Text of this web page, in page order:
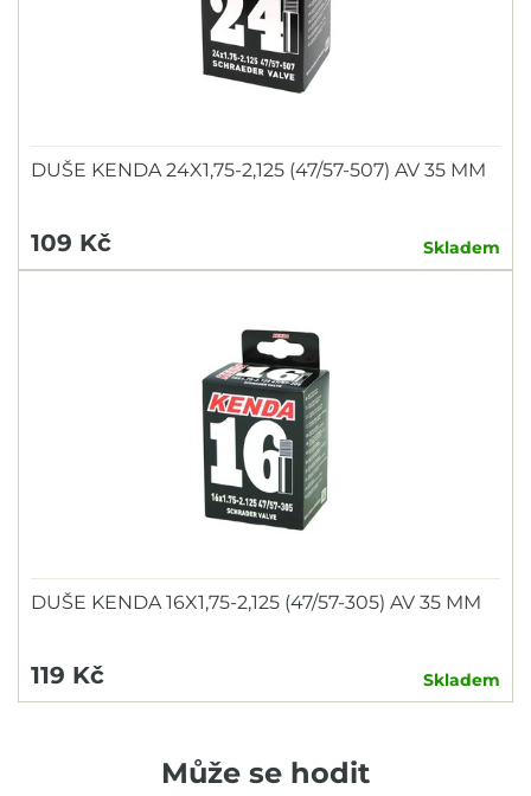
DUŠE KENDA 24X1,75-2,125 (47/57-507) AV 35 MM
109 Kč Skladem
DUŠE KENDA 16X1,75-2,125 (47/57-305) AV 35 MM
119 Kč Skladem
Může se hodit